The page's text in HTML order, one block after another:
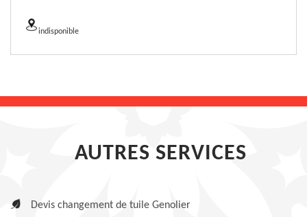
indisponible
AUTRES SERVICES
Devis changement de tuile Genolier